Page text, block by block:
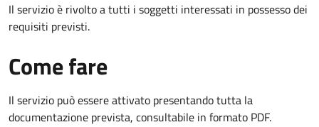
Il servizio è rivolto a tutti i soggetti interessati in possesso dei
requisiti previsti.
Come fare
Il servizio può essere attivato presentando tutta la
documentazione prevista, consultabile in formato PDF.